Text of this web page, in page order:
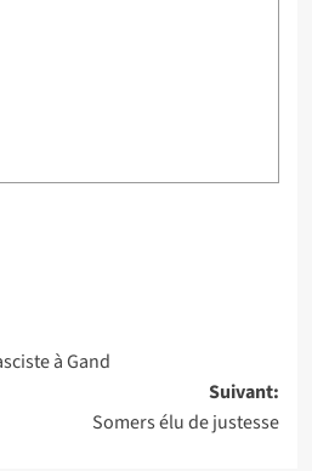
à Gand
Suivant:
Somers élu de justesse